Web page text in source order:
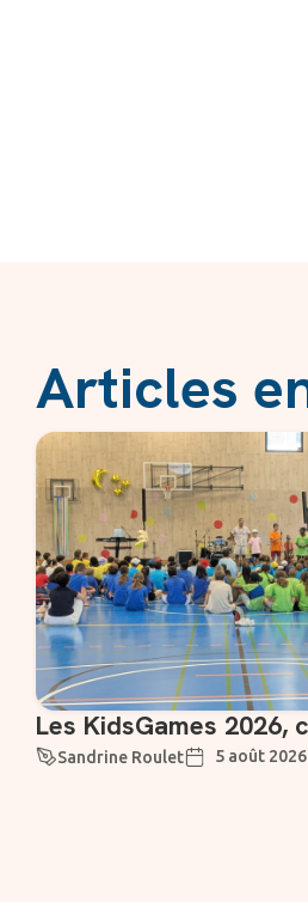
Articles
Les KidsGames 2026,
Sandrine Roulet 5 août 2026